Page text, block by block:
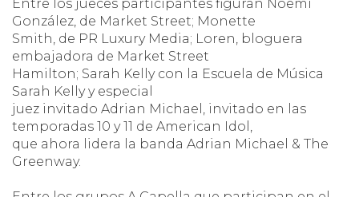
Entre los jueces participantes figuran Noemí
González, de Market Street; Monette
Smith, de PR Luxury Media; Loren, bloguera
embajadora de Market Street
Hamilton; Sarah Kelly con la Escuela de Música
Sarah Kelly y especial
juez invitado Adrian Michael, invitado en las
temporadas 10 y 11 de American Idol,
que ahora lidera la banda Adrian Michael & The
Greenway.